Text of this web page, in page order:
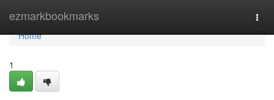
ezmarkbookmarks
Home
Home
1